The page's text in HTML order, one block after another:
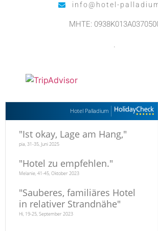
info@hotel-
MHTE:
.
Hotel Palladium
"Ist okay, Lage am Hang,"
pia, 31-35, Juni 2025
"Hotel zu empfehlen."
Melanie, 41-45, Oktober 2023
"Sauberes, familiäres Hotel
in relativer Strandnähe"
Hi, 19-25, September 2023